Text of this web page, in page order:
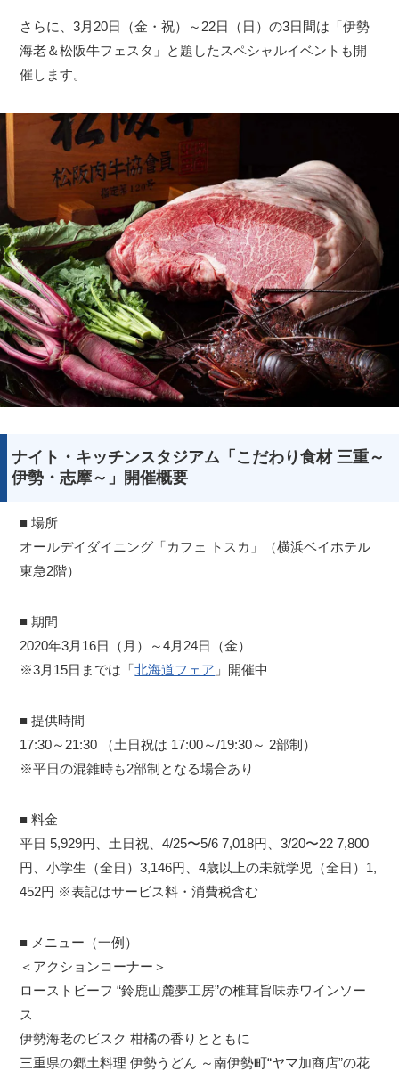
さらに、3月20日（金・祝）～22日（日）の3日間は「伊勢
海老＆松阪牛フェスタ」と題したスペシャルイベントも開
催します。
ナイト・キッチンスタジアム「こだわり食材 三重～
伊勢・志摩～」開催概要
■ 場所
オールデイダイニング「カフェ トスカ」（横浜ベイホテル
東急2階）
■ 期間
2020年3月16日（月）～4月24日（金）
※3月15日までは「北海道フェア 」開催中
■ 提供時間
17:30～21:30 （土日祝は 17:00～/19:30～ 2部制）
※平日の混雑時も2部制となる場合あり
■ 料金
平日 5,929円、土日祝、4/25〜5/6 7,018円、3/20〜22 7,800
円、小学生（全日）3,146円、4歳以上の未就学児（全日）1,
452円 ※表記はサービス料・消費税含む
■ メニュー（一例）
＜アクションコーナー＞
ローストビーフ “鈴鹿山麓夢工房”の椎茸旨味赤ワインソー
ス
伊勢海老のビスク 柑橘の香りとともに
三重県の郷土料理 伊勢うどん ～南伊勢町“ヤマ加商店”の花